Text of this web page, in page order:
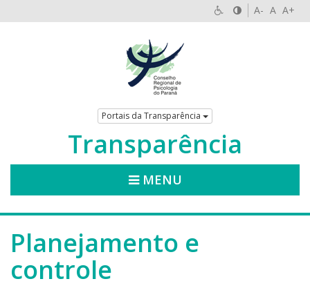
A- A A+
Portais da Transparência
Transparência
MENU
Planejamento e
controle